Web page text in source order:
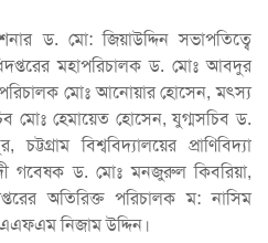
ড. মো: জিয়াউদ্দিন সভাপতিত্বে
মহাপরিচালক ড. মোঃ আবদুর
পরিচালক মোঃ আনোয়ার হোসেন, মৎস্য
মোঃ হেমায়েত হোসেন, যুগ্মসচিব ড.
বিশ্ববিদ্যালয়ের প্রাণিবিদ্যা
গবেষক ড. মোঃ মনজুরুল কিবরিয়া,
অতিরিক্ত পরিচালক ম: নাসিম
এএফএম নিজাম উদ্দিন।